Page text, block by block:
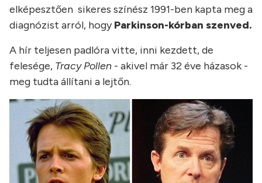
elképesztően sikeres színész 1991-ben kapta meg a
diagnózist arról, hogyParkinson-kórban szenved.
A hír teljesen padlóra vitte, inni kezdett, de
felesége, Tracy Pollen - akivel már 32 éve házasok -
meg tudta állítani a lejtőn.